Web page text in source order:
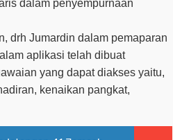
dalam penyempurnaan
drh Jumardin dalam pemaparan
aplikasi telah dibuat
yang dapat diakses yaitu,
kenaikan pangkat,